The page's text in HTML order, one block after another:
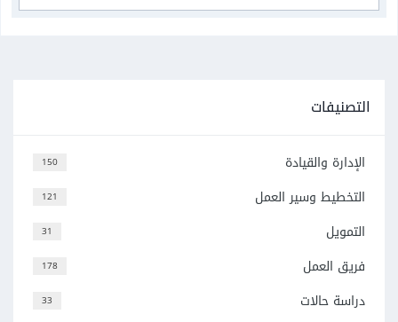
التصنيفات
150 الإدارة والقيادة
121 التخطيط وسير العمل
31 التمويل
178 فريق العمل
33 دراسة حالات